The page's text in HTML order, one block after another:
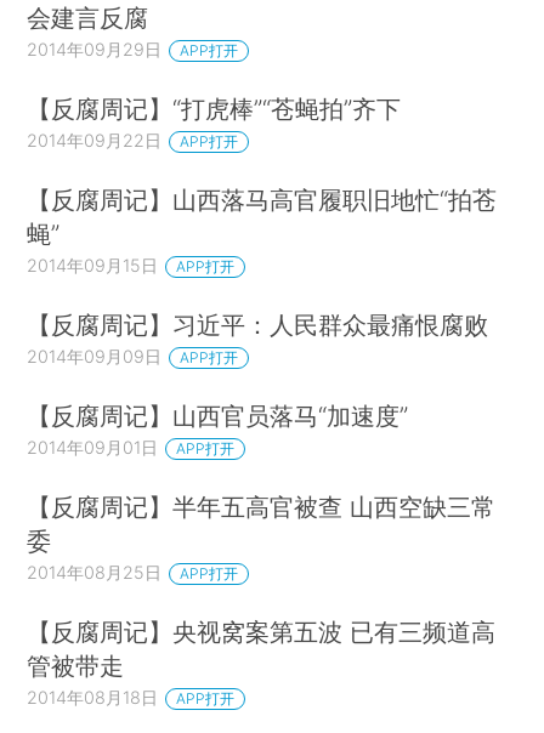
会建言反腐
2014年09月29日 APP打开
【反腐周记】“打虎棒”“苍蝇拍”齐下
2014年09月22日 APP打开
【反腐周记】山西落马高官履职旧地忙“拍苍
蝇”
2014年09月15日 APP打开
【反腐周记】习近平：人民群众最痛恨腐败
2014年09月09日 APP打开
【反腐周记】山西官员落马“加速度”
2014年09月01日 APP打开
【反腐周记】半年五高官被查 山西空缺三常
委
2014年08月25日 APP打开
【反腐周记】央视窝案第五波 已有三频道高
管被带走
2014年08月18日 APP打开